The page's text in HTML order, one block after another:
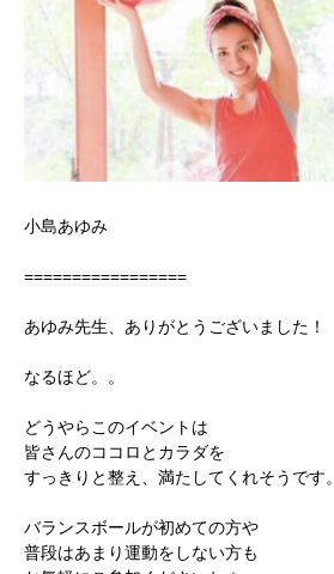
小島あゆみ
=================
あゆみ先生、ありがとうございました！
なるほど。。
どうやらこのイベントは
皆さんのココロとカラダを
すっきりと整え、満たしてくれそうです。
バランスボールが初めての方や
普段はあまり運動をしない方も